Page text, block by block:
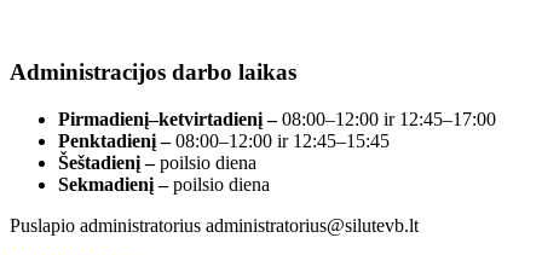
Administracijos darbo laikas
Pirmadienį–ketvirtadienį –08:00–12:00 ir 12:45–17:00
Penktadienį –08:00–12:00 ir 12:45–15:45
Šeštadienį –poilsio diena
Sekmadienį –poilsio diena
Puslapio administratorius administratorius@silutevb.lt